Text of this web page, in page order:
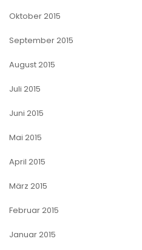
Oktober 2015
September 2015
August 2015
Juli 2015
Juni 2015
Mai 2015
April 2015
März 2015
Februar 2015
Januar 2015